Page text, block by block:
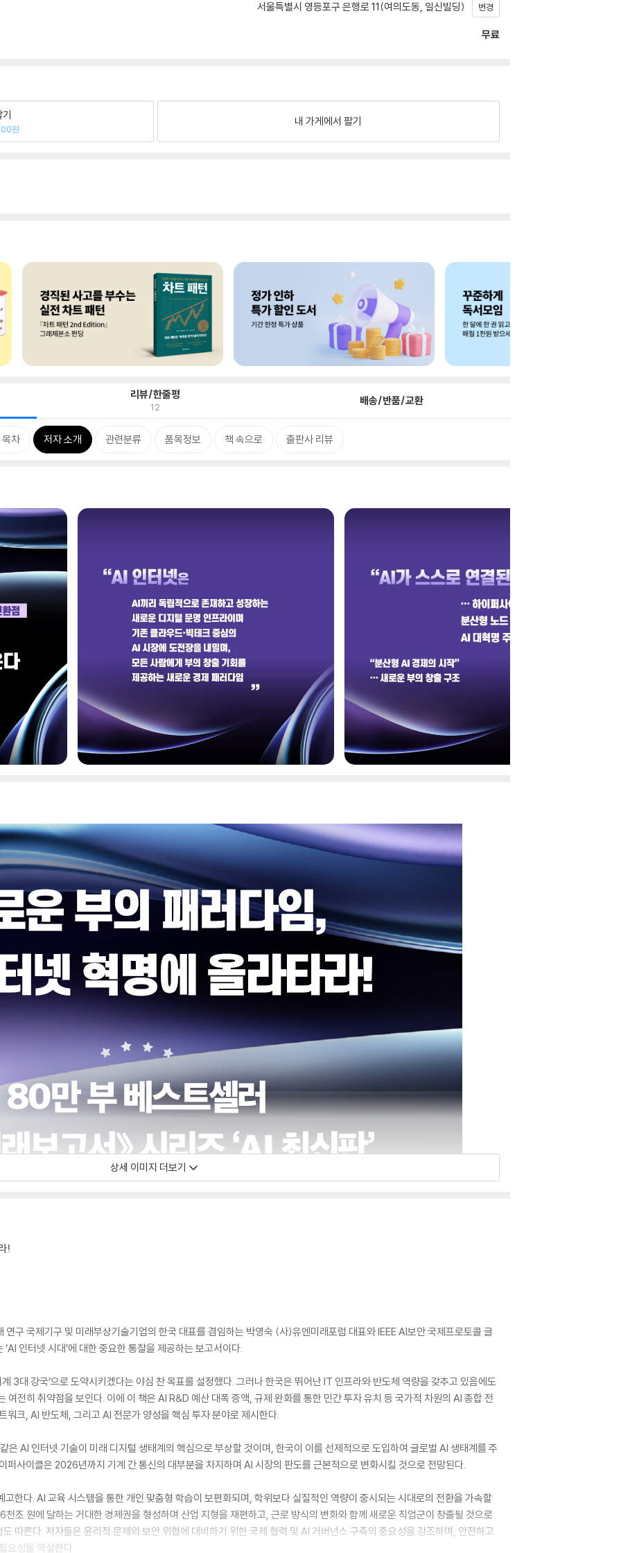
서울특별시 영등포구 은행로 11(여의도동, 일신빌딩) 변경
무료
원
내 가게에서 팔기
리뷰/한줄평
12 배송/반품/교환
목차 저자 소개 관련분류 품목정보 책 속으로 출판사 리뷰
상세 이미지 더보기
!
구 국제기구 및 미래부상기술기업의 한국 대표를 겸임하는 박영숙 (사)유엔미래포럼 대표와 IEEE AI보안 국제프로토콜 글
인터넷 시대’에 대한 중요한 통찰을 제공하는 보고서이다.
3대 강국’으로 도약시키겠다는 야심 찬 목표를 설정했다. 그러나 한국은 뛰어난 IT 인프라와 반도체 역량을 갖추고 있음에도
여전히 취약점을 보인다. 이에 이 책은 AI R&D 예산 대폭 증액, 규제 완화를 통한 민간 투자 유치 등 국가적 차원의 AI 종합 전
워크, AI 반도체, 그리고 AI 전문가 양성을 핵심 투자 분야로 제시한다.
AI 인터넷 기술이 미래 디지털 생태계의 핵심으로 부상할 것이며, 한국이 이를 선제적으로 도입하여 글로벌 AI 생태계를 주
퍼사이클은 2026년까지 기계 간 통신의 대부분을 차지하며 AI 시장의 판도를 근본적으로 변화시킬 것으로 전망된다.
한다. AI 교육 시스템을 통한 개인 맞춤형 학습이 보편화되며, 학위보다 실질적인 역량이 중시되는 시대로의 전환을 가속할
조 원에 달하는 거대한 경제권을 형성하며 산업 지형을 재편하고, 근로 방식의 변화와 함께 새로운 직업군이 창출될 것으로
따른다. 저자들은 윤리적 문제와 보안 위협에 대비하기 위한 국제 협력 및 AI 거버넌스 구축의 중요성을 강조하며, 안전하고
요성을 역설한다.